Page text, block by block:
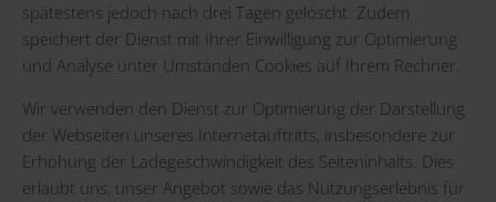
spätestens jedoch nach drei Tagen gelöscht. Zudem
speichert der Dienst mit Ihrer Einwilligung zur Optimierung
und Analyse unter Umständen Cookies auf Ihrem Rechner.
Wir verwenden den Dienst zur Optimierung der Darstellung
der Webseiten unseres Internetauftritts, insbesondere zur
Erhöhung der Ladegeschwindigkeit des Seiteninhalts. Dies
erlaubt uns, unser Angebot sowie das Nutzungserlebnis für